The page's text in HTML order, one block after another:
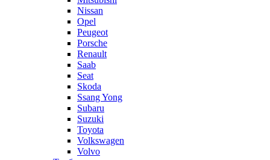
Nissan
Opel
Peugeot
Porsche
Renault
Saab
Seat
Skoda
Ssang Yong
Subaru
Suzuki
Toyota
Volkswagen
Volvo